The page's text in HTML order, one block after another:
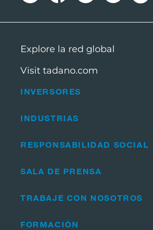
INVERSORES
INDUSTRIAS
RESPONSABILIDAD SOCIAL
SALA DE PRENSA
TRABAJE CON NOSOTROS
FORMACIÓN
Explore la red global
Visit tadano.com